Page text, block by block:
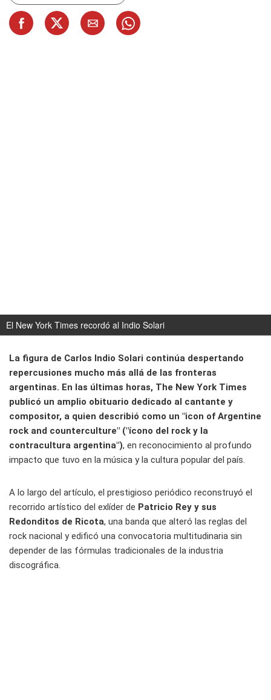
El New York Times recordó al Indio Solari
La figura de Carlos Indio Solari continúa despertando
repercusiones mucho más allá de las fronteras
argentinas. En las últimas horas, The New York Times
publicó un amplio obituario dedicado al cantante y
compositor, a quien describió como un "icon of Argentine
rock and counterculture" ("ícono del rock y la
contracultura argentina"), en reconocimiento al profundo
impacto que tuvo en la música y la cultura popular del país.
A lo largo del artículo, el prestigioso periódico reconstruyó el
recorrido artístico del exlíder de Patricio Rey y sus
Redonditos de Ricota, una banda que alteró las reglas del
rock nacional y edificó una convocatoria multitudinaria sin
depender de las fórmulas tradicionales de la industria
discográfica.